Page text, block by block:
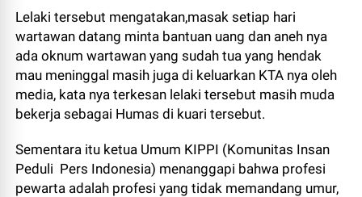
Lelaki tersebut mengatakan,masak setiap hari
wartawan datang minta bantuan uang dan aneh nya
ada oknum wartawan yang sudah tua yang hendak
mau meninggal masih juga di keluarkan KTA nya oleh
media, kata nya terkesan lelaki tersebut masih muda
bekerja sebagai Humas di kuari tersebut.
Sementara itu ketua Umum KIPPI (Komunitas Insan
Peduli Pers Indonesia) menanggapi bahwa profesi
pewarta adalah profesi yang tidak memandang umur,